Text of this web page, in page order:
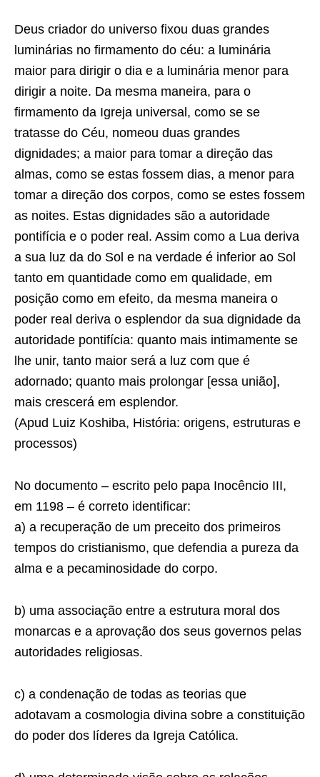
Deus criador do universo fixou duas grandes
luminárias no firmamento do céu: a luminária
maior para dirigir o dia e a luminária menor para
dirigir a noite. Da mesma maneira, para o
firmamento da Igreja universal, como se se
tratasse do Céu, nomeou duas grandes
dignidades; a maior para tomar a direção das
almas, como se estas fossem dias, a menor para
tomar a direção dos corpos, como se estes fossem
as noites. Estas dignidades são a autoridade
pontifícia e o poder real. Assim como a Lua deriva
a sua luz da do Sol e na verdade é inferior ao Sol
tanto em quantidade como em qualidade, em
posição como em efeito, da mesma maneira o
poder real deriva o esplendor da sua dignidade da
autoridade pontifícia: quanto mais intimamente se
lhe unir, tanto maior será a luz com que é
adornado; quanto mais prolongar [essa união],
mais crescerá em esplendor.
(Apud Luiz Koshiba, História: origens, estruturas e
processos)
No documento – escrito pelo papa Inocêncio III,
em 1198 – é correto identificar:
a) a recuperação de um preceito dos primeiros
tempos do cristianismo, que defendia a pureza da
alma e a pecaminosidade do corpo.
b) uma associação entre a estrutura moral dos
monarcas e a aprovação dos seus governos pelas
autoridades religiosas.
c) a condenação de todas as teorias que
adotavam a cosmologia divina sobre a constituição
do poder dos líderes da Igreja Católica.